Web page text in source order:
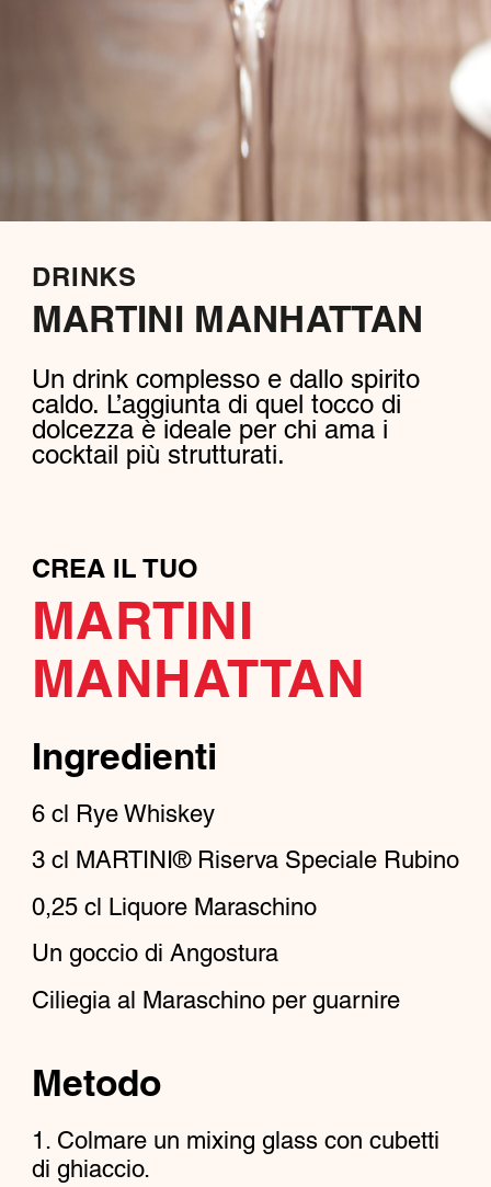
DRINKS
MARTINI MANHATTAN
Un drink complesso e dallo spirito
caldo. L’aggiunta di quel tocco di
dolcezza è ideale per chi ama i
cocktail più strutturati.
CREA IL TUO
MARTINI
MANHATTAN
Ingredienti
6 cl Rye Whiskey
3 cl MARTINI® Riserva Speciale Rubino
0,25 cl Liquore Maraschino
Un goccio di Angostura
Ciliegia al Maraschino per guarnire
Metodo
Colmare un mixing glass con cubetti
di ghiaccio.